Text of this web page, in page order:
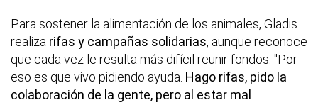
Para sostener la alimentación de los animales, Gladis
realiza rifas y campañas solidarias, aunque reconoce
que cada vez le resulta más difícil reunir fondos. "Por
eso es que vivo pidiendo ayuda. Hago rifas, pido la
colaboración de la gente, pero al estar mal